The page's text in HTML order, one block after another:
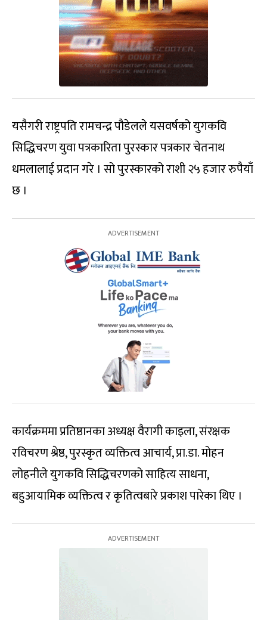
यसैगरी राष्ट्रपति रामचन्द्र पौडेलले यसवर्षको युगकवि
सिद्धिचरण युवा पत्रकारिता पुरस्कार पत्रकार चेतनाथ
धमलालाई प्रदान गरे । सो पुरस्कारको राशी २५ हजार रुपैयाँ
छ ।
कार्यक्रममा प्रतिष्ठानका अध्यक्ष वैरागी काइला, संरक्षक
रविचरण श्रेष्ठ, पुरस्कृत व्यक्तित्व आचार्य, प्रा.डा. मोहन
लोहनीले युगकवि सिद्धिचरणको साहित्य साधना,
बहुआयामिक व्यक्तित्व र कृतित्वबारे प्रकाश पारेका थिए ।